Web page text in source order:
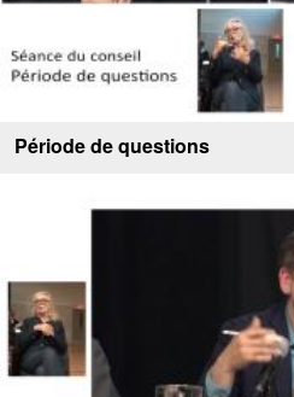
Période de questions